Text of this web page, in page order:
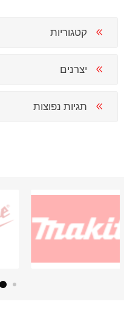
קטגוריות
יצרנים
תגיות נפוצות